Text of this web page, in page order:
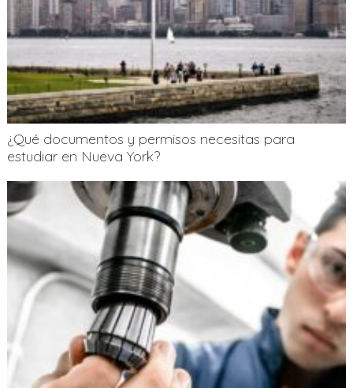
¿Qué documentos y permisos necesitas para
estudiar en Nueva York?